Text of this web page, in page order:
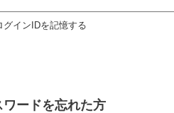
グインIDを記憶する
ワードを忘れた方